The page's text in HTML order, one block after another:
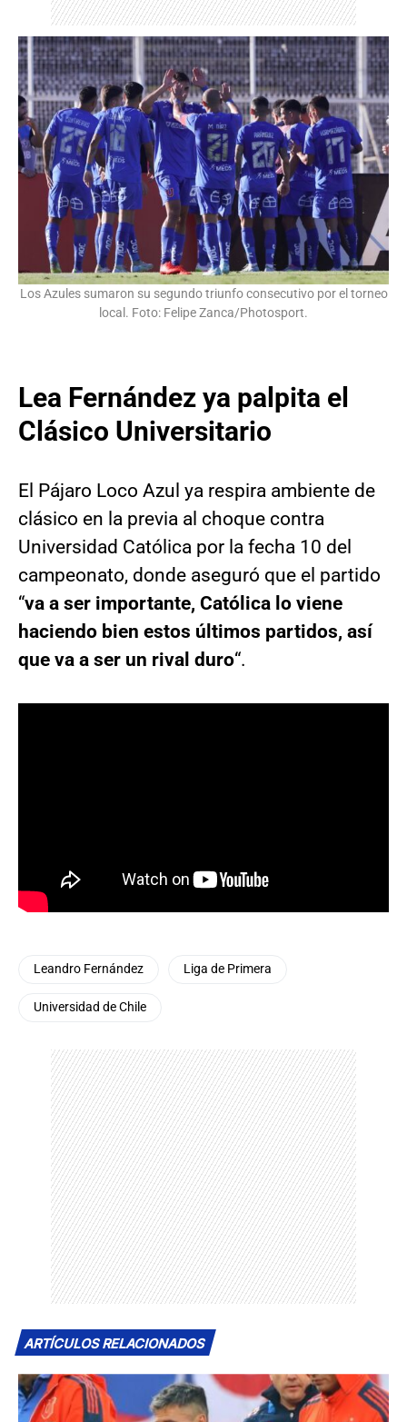
Los Azules sumaron su segundo triunfo consecutivo por el torneo
local. Foto: Felipe Zanca/Photosport.
Lea Fernández ya palpita el
Clásico Universitario
El Pájaro Loco Azul ya respira ambiente de
clásico en la previa al choque contra
Universidad Católica por la fecha 10 del
campeonato, donde aseguró que el partido
“va a ser importante, Católica lo viene
haciendo bien estos últimos partidos, así
que va a ser un rival duro“.
Leandro Fernández Liga de Primera
Universidad de Chile
ARTÍCULOS RELACIONADOS